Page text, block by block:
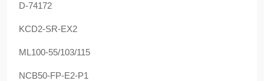
D-74172
KCD2-SR-EX2
ML100-55/103/115
NCB50-FP-E2-P1